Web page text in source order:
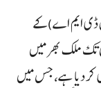
ڈی ایم اے) کے
آپریشن سینٹر نے 26 سے 31 مئی تک ملک بھر میں
دیا ہے، جس میں